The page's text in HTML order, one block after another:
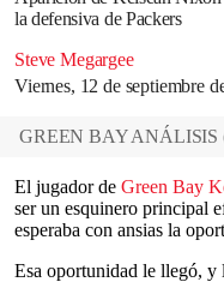
la defensiva de Packers
Steve Megargee
Viernes, 12 de septiembre
GREEN BAY ANÁLISIS
El jugador de Green Bay
ser un esquinero principal
esperaba con ansias la
Esa oportunidad le llegó, y